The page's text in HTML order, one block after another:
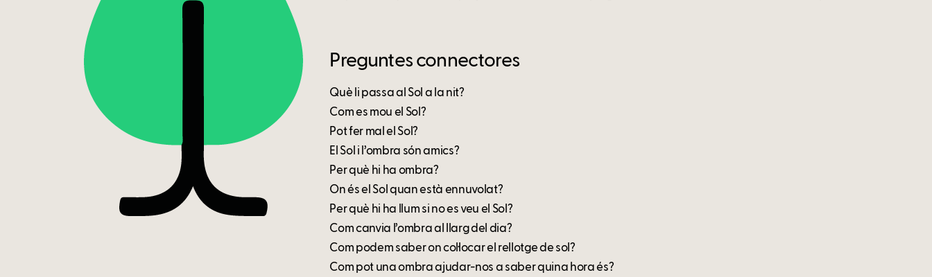
Preguntes connectores
Què li passa al Sol a la nit?
Com es mou el Sol?
Pot fer mal el Sol?
El Sol i l’ombra són amics?
Per què hi ha ombra?
On és el Sol quan està ennuvolat?
Per què hi ha llum si no es veu el Sol?
Com canvia l’ombra al llarg del dia?
Com podem saber on col·locar el rellotge de sol?
Com pot una ombra ajudar-nos a saber quina hora és?